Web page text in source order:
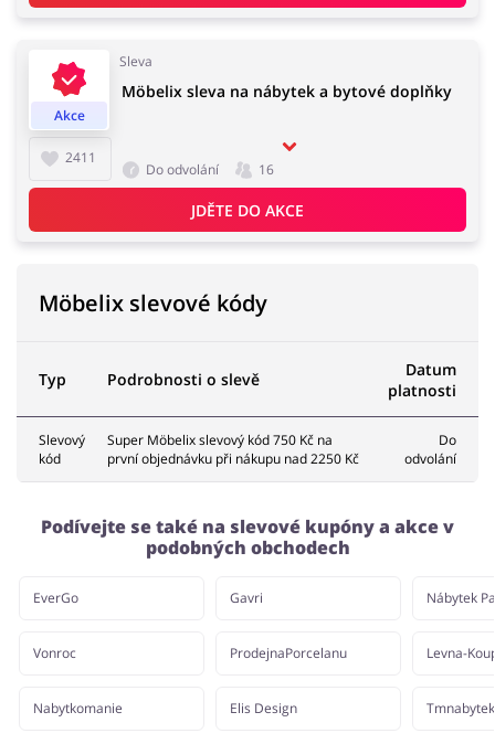
Akce
Sleva
2411
Möbelix sleva na nábytek a bytové doplňky
Do odvolání 16
JDĚTE DO AKCE
Möbelix slevové kódy
Typ Podrobnosti o slevě
Datum
platnosti
Slevový
kód
Super Möbelix slevový kód 750 Kč na
první objednávku při nákupu nad 2250 Kč
Do
odvolání
Podívejte se také na slevové kupóny a akce v
podobných obchodech
EverGo
Vonroc
Nabytkomanie
Gavri
ProdejnaPorcelanu
Elis Design
Nábytek
Levna-
Tmnabytek